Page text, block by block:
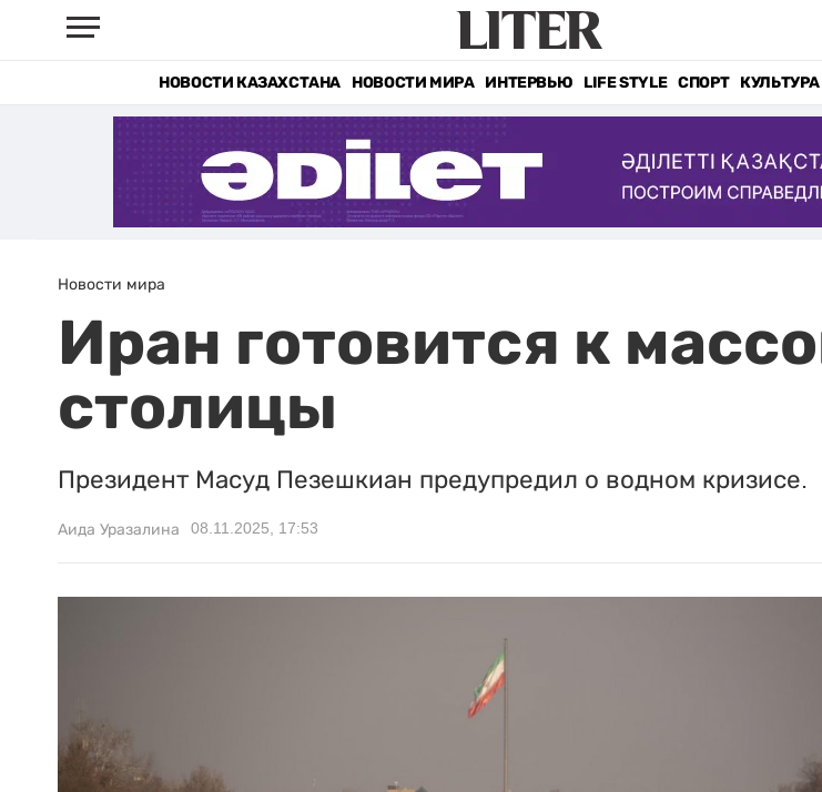
НОВОСТИ КАЗАХСТАНА НОВОСТИ МИРА ИНТЕРВЬЮ LIFE STYLE СПОРТ КУЛЬТУРА
Новости мира
Иран готовится к
столицы
Президент Масуд Пезешкиан предупредил о водном кризисе.
Аида Уразалина 08.11.2025, 17:53